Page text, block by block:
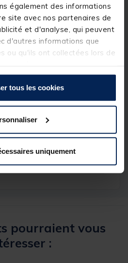
également des informations
site avec nos partenaires de
et d'analyse, qui peuvent
d'autres informations que
ou qu'ils ont collectées lors de
tous les cookies
uniquement
à forme ramassée pour
la surface
creux
0,5gr
: Du 6+0,5 au 15+0,5
GARBOLINO
pourraient vous
: